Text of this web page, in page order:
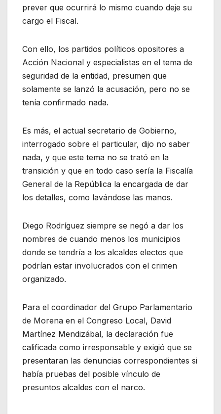
prever que ocurrirá lo mismo cuando deje su
cargo el Fiscal.
Con ello, los partidos políticos opositores a
Acción Nacional y especialistas en el tema de
seguridad de la entidad, presumen que
solamente se lanzó la acusación, pero no se
tenía confirmado nada.
Es más, el actual secretario de Gobierno,
interrogado sobre el particular, dijo no saber
nada, y que este tema no se trató en la
transición y que en todo caso sería la Fiscalía
General de la República la encargada de dar
los detalles, como lavándose las manos.
Diego Rodríguez siempre se negó a dar los
nombres de cuando menos los municipios
donde se tendría a los alcaldes electos que
podrían estar involucrados con el crimen
organizado.
Para el coordinador del Grupo Parlamentario
de Morena en el Congreso Local, David
Martínez Mendizábal, la declaración fue
calificada como irresponsable y exigió que se
presentaran las denuncias correspondientes si
había pruebas del posible vínculo de
presuntos alcaldes con el narco.